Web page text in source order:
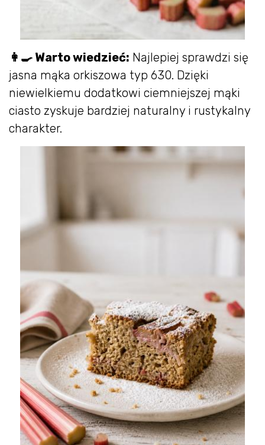
👩‍🍳 Warto wiedzieć: Najlepiej sprawdzi się
jasna mąka orkiszowa typ 630. Dzięki
niewielkiemu dodatkowi ciemniejszej mąki
ciasto zyskuje bardziej naturalny i rustykalny
charakter.